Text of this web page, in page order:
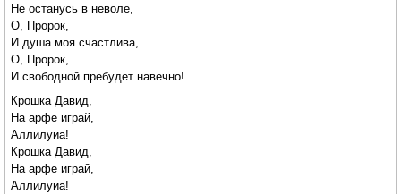
Не останусь в неволе,
О, Пророк,
И душа моя счастлива,
О, Пророк,
И свободной пребудет навечно!
Крошка Давид,
На арфе играй,
Аллилуиа!
Крошка Давид,
На арфе играй,
Аллилуиа!